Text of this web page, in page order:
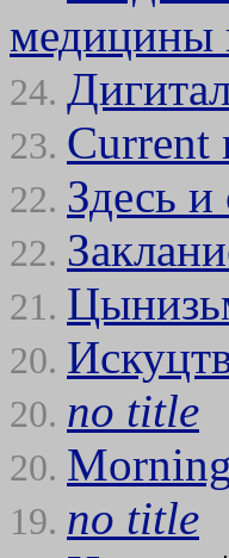
медицины
24.
23. Current
22. Здесь и
22.
21.
20.
20. no title
20.
19. no title